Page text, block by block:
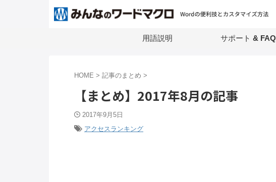
用語説明 サポート & FAQ
HOME > 記事のまとめ >
【まとめ】2017年8月の記事
2017年9月5日
アクセスランキング